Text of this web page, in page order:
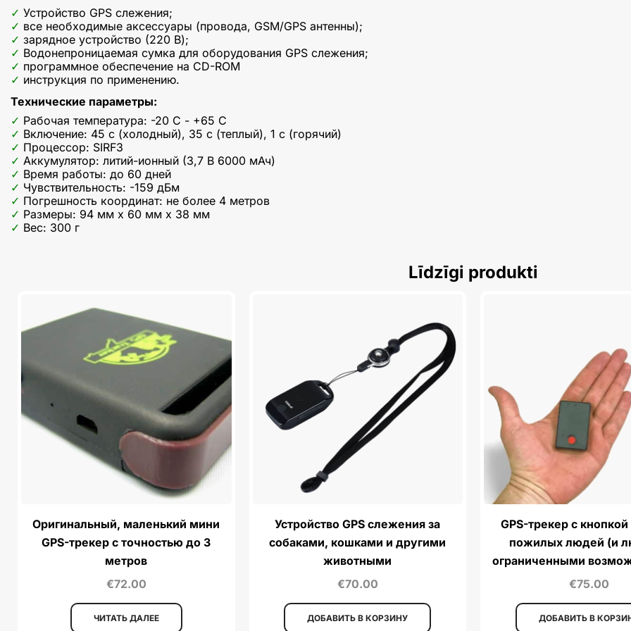
Устройство GPS слежения;
все необходимые аксессуары (провода, GSM/GPS антенны);
зарядное устройство (220 В);
Водонепроницаемая сумка для оборудования GPS слежения;
программное обеспечение на CD-ROM
инструкция по применению.
Технические параметры:
Рабочая температура: -20 C - +65 C
Включение: 45 с (холодный), 35 с (теплый), 1 с (горячий)
Процессор: SIRF3
Аккумулятор: литий-ионный (3,7 В 6000 мАч)
Время работы: до 60 дней
Чувствительность: -159 дБм
Погрешность координат: не более 4 метров
Размеры: 94 мм x 60 мм x 38 мм
Вес: 300 г
Līdzīgi produkti
Оригинальный, маленький мини
GPS-трекер с точностью до 3
метров
€72.00
ЧИТАТЬ ДАЛЕЕ
Устройство GPS слежения за
собаками, кошками и другими
животными
€70.00
ДОБАВИТЬ В КОРЗИНУ
GPS-трекер с кнопкой
пожилых людей (и
ограниченными
€75.00
ДОБАВИТЬ В